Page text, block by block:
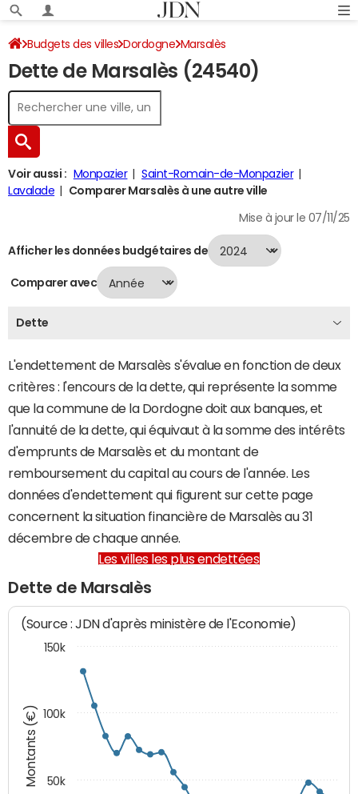
Budgets des villes Dordogne Marsalès
Dette au 31/12/2024
Dette de Marsalès (24540)
Voir aussi : Monpazier
Saint-Romain-de-Monpazier
Lavalade
Comparer Marsalès à une autre ville
Mise à jour le 07/11/25
Afficher les données budgétaires de
Comparer avec
Dette
L'endettement de Marsalès s'évalue en fonction de deux
critères : l'encours de la dette, qui représente la somme
que la commune de la Dordogne doit aux banques, et
l'annuité de la dette, qui équivaut à la somme des intérêts
d'emprunts de Marsalès et du montant de
remboursement du capital au cours de l'année. Les
données d'endettement qui figurent sur cette page
concernent la situation financière de Marsalès au 31
décembre de chaque année.
Les villes les plus endettées
Dette de Marsalès
Montants (€)
(Source : JDN d'après ministère de l'Economie)
50k
100k
150k